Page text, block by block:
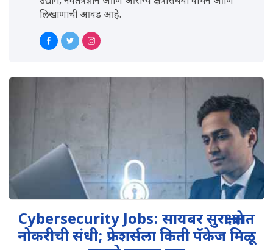
लिखाणाची आवड आहे.
Cybersecurity Jobs: सायबर सुरक्षा क्षेत्रात
नोकरीची संधी; फ्रेशर्सला किती पॅकेज मिळू